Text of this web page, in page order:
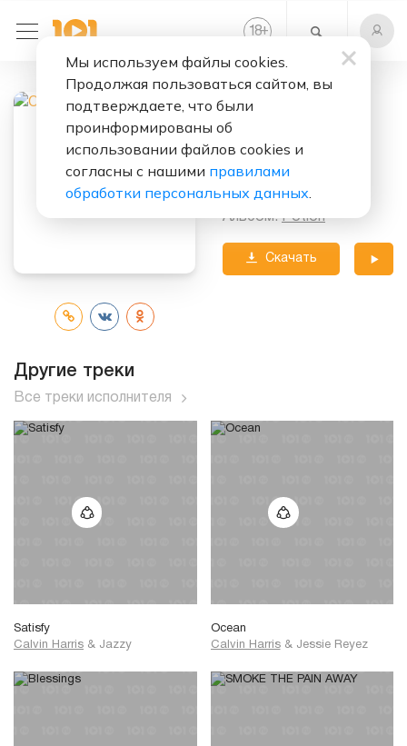
18+
Potion
Альбом:Potion
Скачать
Другие треки
Все треки исполнителя
Satisfy
Calvin Harris & Jazzy
Ocean
Calvin Harris & Jessie Reyez
Мы используем файлы cookies.
Продолжая пользоваться сайтом, вы
подтверждаете, что были
проинформированы об
использовании файлов cookies и
согласны с нашими правилами
обработки персональных данных.